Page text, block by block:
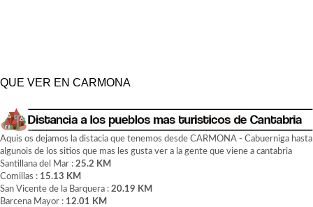
QUE VER EN CARMONA
Aquis os dejamos la distacia que tenemos desde CARMONA - Cabuerniga hasta
algunois de los sitios que mas les gusta ver a la gente que viene a cantabria
Santillana del Mar : 25.2 KM
Comillas : 15.13 KM
San Vicente de la Barquera : 20.19 KM
Barcena Mayor : 12.01 KM